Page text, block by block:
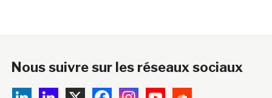
Nous suivre sur les réseaux sociaux